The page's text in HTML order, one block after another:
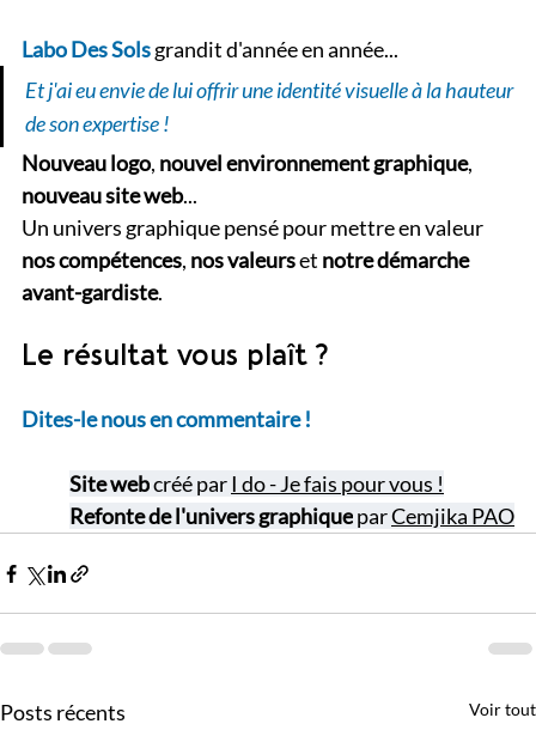
Labo Des Sols grandit d'année en année...
Et j'ai eu envie de lui offrir une identité visuelle à la hauteur
de son expertise !
Nouveau logo, nouvel environnement graphique,
nouveau site web...
Un univers graphique pensé pour mettre en valeur
nos compétences, nos valeurs et notre démarche
avant-gardiste.
Le résultat vous plaît ?
Dites-le nous en commentaire !
Site web créé par I do - Je fais pour vous !
Refonte de l'univers graphique par Cemjika PAO
Posts récents Voir tout